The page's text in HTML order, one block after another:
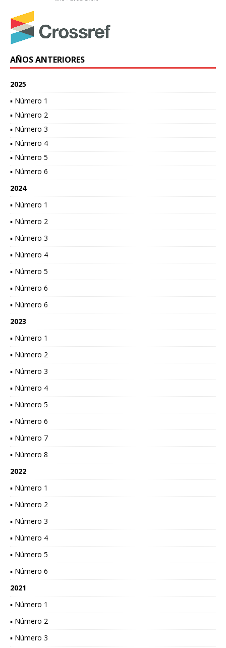
AÑOS ANTERIORES
2025
▪ Número 1
▪ Número 2
▪ Número 3
▪ Número 4
▪ Número 5
▪ Número 6
2024
▪ Número 1
▪ Número 2
▪ Número 3
▪ Número 4
▪ Número 5
▪ Número 6
▪ Número 6
2023
▪ Número 1
▪ Número 2
▪ Número 3
▪ Número 4
▪ Número 5
▪ Número 6
▪ Número 7
▪ Número 8
2022
▪ Número 1
▪ Número 2
▪ Número 3
▪ Número 4
▪ Número 5
▪ Número 6
2021
▪ Número 1
▪ Número 2
▪ Número 3